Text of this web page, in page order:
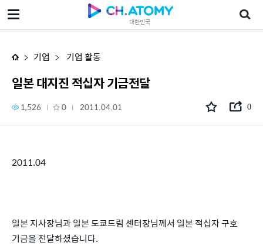
대한민국
일본 대지진 적십자 기금전달
기업 기업 활동
일본 대지진 적십자 기금전달
1,526 0 2011.04.01 0
2011.04
일본 지사장님과 일본 도쿄드림 센터장님께서 일본 적십자 구호
기금을 전달하셨습니다.